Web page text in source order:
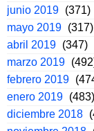
junio 2019 (371)
mayo 2019 (317)
abril 2019 (347)
marzo 2019
febrero 2019
enero 2019 (483)
diciembre 2018